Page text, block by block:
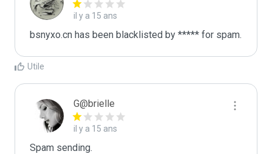
il y a 15 ans
bsnyxo.cn has been blacklisted by ***** for spam.
Utile
G@brielle
il y a 15 ans
Spam sending.